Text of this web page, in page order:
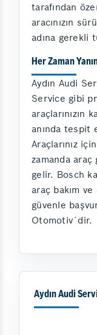
tarafından
aracınızın
adına gerekli
Her Zaman
Aydın Audi
Service gibi
araçlarınızın
anında tespit
Araçlarınız
zamanda araç
gelir. Bosch
araç bakım
güvenle
Otomotiv´dir.
Aydın Audi